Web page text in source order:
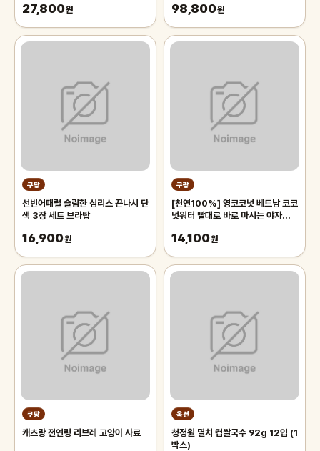
27,800원
침대 장판 자리_두꺼운 폭신한 튼튼
98,800원
쿠팡
선빈어패럴 슬림한 심리스 끈나시 단
색 3장 세트 브라탑
16,900원
쿠팡
[천연100%] 영코코넛 베트남 코코
넛워터 빨대로 바로 마시는 야자열매
(2과입)
14,100원
쿠팡
캐츠랑 전연령 리브레 고양이 사료
옥션
청정원 멸치 컵쌀국수 92g 12입 (1
박스)